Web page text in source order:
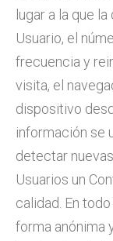
lugar a la que
Usuario, el
frecuencia y
visita, el
dispositivo
información se
detectar
Usuarios un
calidad. En
forma anónima